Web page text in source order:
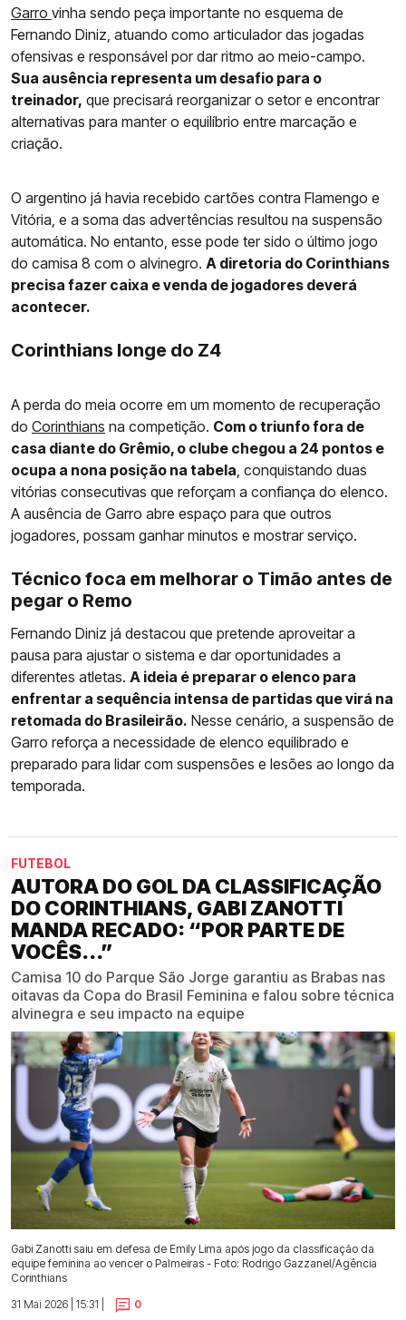
Garro vinha sendo peça importante no esquema de
Fernando Diniz, atuando como articulador das jogadas
ofensivas e responsável por dar ritmo ao meio-campo.
Sua ausência representa um desafio para o
treinador, que precisará reorganizar o setor e encontrar
alternativas para manter o equilíbrio entre marcação e
criação.
O argentino já havia recebido cartões contra Flamengo e
Vitória, e a soma das advertências resultou na suspensão
automática. No entanto, esse pode ter sido o último jogo
do camisa 8 com o alvinegro. A diretoria do Corinthians
precisa fazer caixa e venda de jogadores deverá
acontecer.
Corinthians longe do Z4
A perda do meia ocorre em um momento de recuperação
do Corinthians na competição. Com o triunfo fora de
casa diante do Grêmio, o clube chegou a 24 pontos e
ocupa a nona posição na tabela , conquistando duas
vitórias consecutivas que reforçam a confiança do elenco.
A ausência de Garro abre espaço para que outros
jogadores, possam ganhar minutos e mostrar serviço.
Técnico foca em melhorar o Timão antes de
pegar o Remo
Fernando Diniz já destacou que pretende aproveitar a
pausa para ajustar o sistema e dar oportunidades a
diferentes atletas. A ideia é preparar o elenco para
enfrentar a sequência intensa de partidas que virá na
retomada do Brasileirão. Nesse cenário, a suspensão de
Garro reforça a necessidade de elenco equilibrado e
preparado para lidar com suspensões e lesões ao longo da
temporada.
FUTEBOL
AUTORA DO GOL DA CLASSIFICAÇÃO
DO CORINTHIANS, GABI ZANOTTI
MANDA RECADO: “POR PARTE DE
VOCÊS...”
Camisa 10 do Parque São Jorge garantiu as Brabas nas
oitavas da Copa do Brasil Feminina e falou sobre técnica
alvinegra e seu impacto na equipe
Gabi Zanotti saiu em defesa de Emily Lima após jogo da classificação da
equipe feminina ao vencer o Palmeiras - Foto: Rodrigo Gazzanel/Agência
Corinthians
31 Mai 2026 | 15:31 |
0